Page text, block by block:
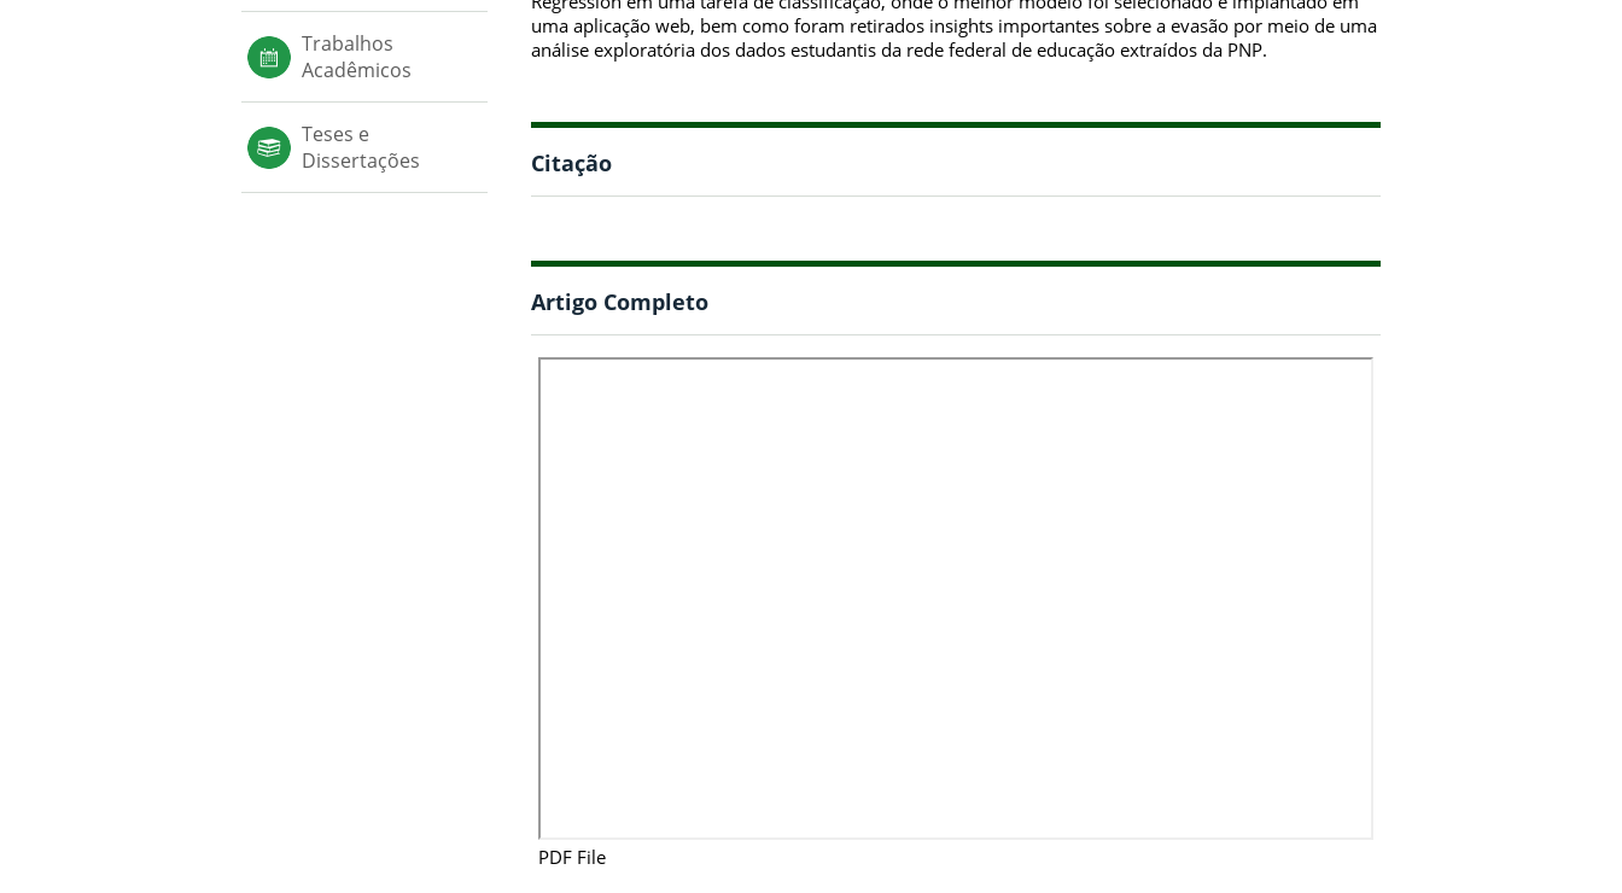
Trabalhos
Acadêmicos
Teses e
Dissertações
uma aplicação web, bem como foram retirados insights importantes sobre a evasão por meio de uma
análise exploratória dos dados estudantis da rede federal de educação extraídos da PNP.
Citação
Artigo Completo
PDF File